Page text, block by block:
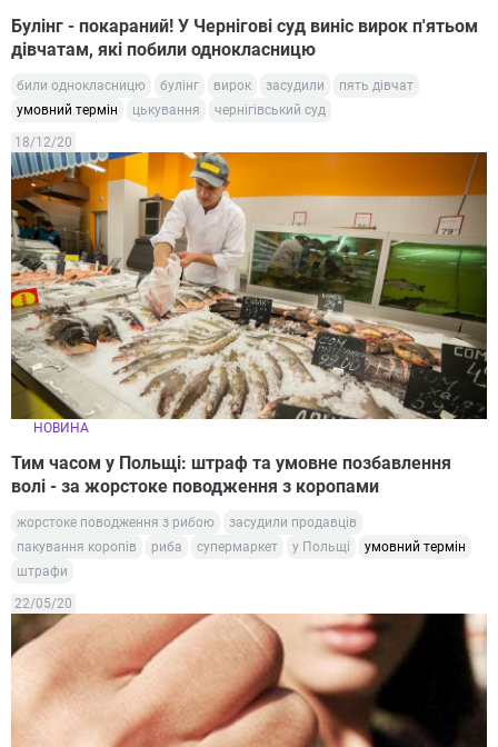
Булінг - покараний! У Чернігові суд виніс вирок п'ятьом
дівчатам, які побили однокласницю
били однокласницю булінг вирок засудили
пять дівчат
умовний термін
цькування чернігівський суд
18/12/20
НОВИНА
Тим часом у Польщі: штраф та умовне позбавлення
волі - за жорстоке поводження з коропами
жорстоке поводження з рибою
засудили продавців
пакування коропів
риба супермаркет у Польщі
умовний термін
штрафи
22/05/20